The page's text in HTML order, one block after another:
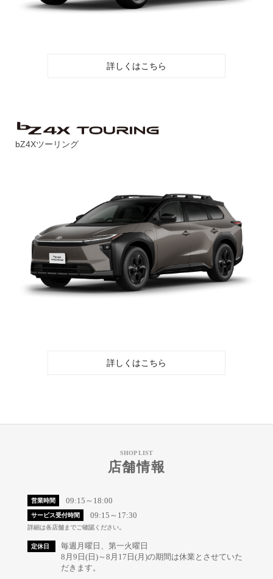
詳しくはこちら
bZ4Xツーリング
詳しくはこちら
SHOP LIST
店舗情報
営業時間 09:15～18:00
サービス受付時間 09:15～17:30
詳細は各店舗までご確認ください。
定休日
毎週月曜日、第一火曜日
8月9日(日)～8月17日(月)の期間は休業とさせていた
だきます。